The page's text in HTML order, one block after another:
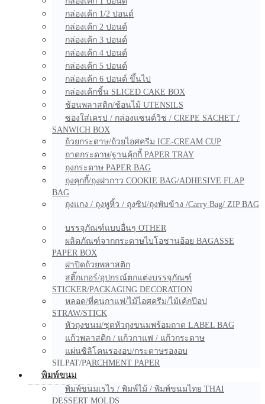
กล่องเค้ก 1/2 ปอนด์
กล่องเค้ก 2 ปอนด์
กล่องเค้ก 3 ปอนด์
กล่องเค้ก 4 ปอนด์
กล่องเค้ก 5 ปอนด์
กล่องเค้ก 6 ปอนด์ ขึ้นไป
กล่องเค้กชิ้น SLICED CAKE BOX
ช้อนพลาสติก/ช้อนไม้ UTENSILS
ซองใส่เครป / กล่องแซนด์วิช / CREPE SACHET /
SANWICH BOX
ถ้วยกระดาษ/ถ้วยไอศครีม ICE-CREAM CUP
ถาดกระดาษ/ฐานคุ้กกี้ PAPER TRAY
ถุงกระดาษ PAPER BAG
ถุงคุกกี้/ถุงฝากาว COOKIE BAG/ADHESIVE FLAP
BAG
ถุงแกง / ถุงหูหิ้ว / ถุงซิป/ถุงพับข้าง /Carry Bag/ ZIP BAG
บรรจุภัณฑ์แบบอื่นๆ OTHER
ผลิตภัณฑ์จากกระดาษไบโอชานอ้อย BAGASSE
PAPER BOX
ฝาปิดถ้วยพลาสติก
สติ๊กเกอร์/อุปกรณ์ตกแต่งบรรจุภัณฑ์
STICKER/PACKAGING DECORATION
หลอด/ที่คนกาแฟ/ไม้ไอศครีม/ไม้เค้กป๊อป
STRAW/STICK
หัวถุงขนม/ชุดหัวถุงขนมพร้อมถาด LABEL BAG
แก้วพลาสติก / แก้วกาแฟ / แก้วกระดาษ
แผ่นซิลิโคนรองอบ/กระดาษรองอบ
SILPAT/PARCHMENT PAPER
พิมพ์ขนม
พิมพ์ขนมเรไร / พิมพ์ไม้ / พิมพ์ขนมไทย THAI
DESSERT MOLDS